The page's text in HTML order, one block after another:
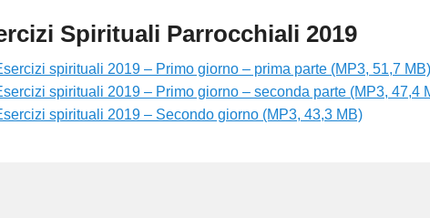
Spirituali Parrocchiali 2019
spirituali 2019 – Primo giorno – prima parte (MP3, 51,7 MB)
spirituali 2019 – Primo giorno – seconda parte (MP3, 47,4
spirituali 2019 – Secondo giorno (MP3, 43,3 MB)